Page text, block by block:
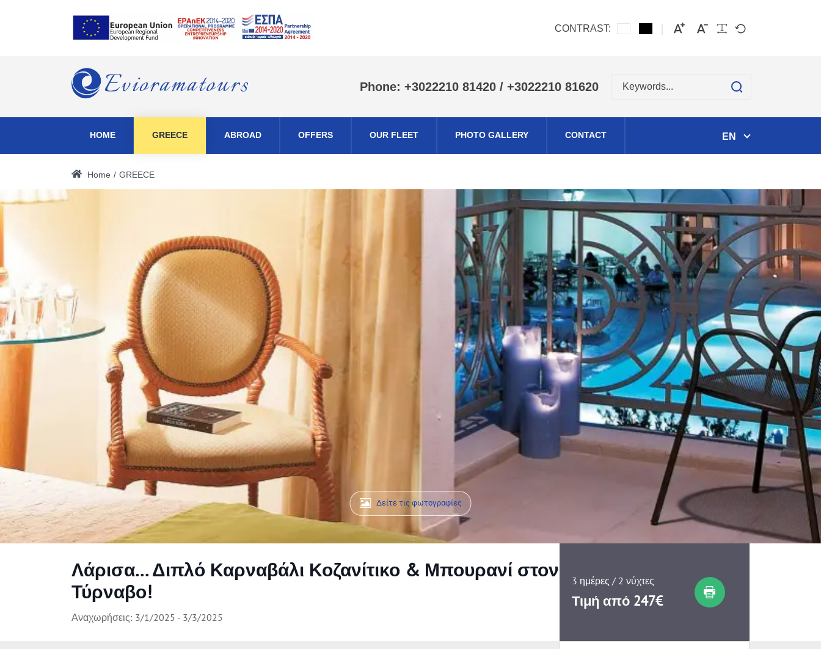
CONTRAST:
Phone: +3022210 81420 / +3022210 81620
HOME GREECE ABROAD OFFERS OUR FLEET PHOTO GALLERY CONTACT EN
Home GREECE
Λάρισα... Διπλό Καρναβάλι Κοζανίτικο & Μπουρανί στον
Τύρναβο!
Αναχωρήσεις: 3/1/2025 - 3/3/2025
3 ημέρες / 2 νύχτες
Τιμή από 247€